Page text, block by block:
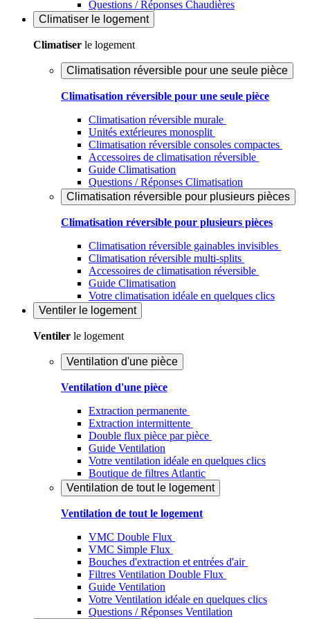
Questions / Réponses Chaudières
Climatiser le logement
Climatiser le logement
Climatisation réversible pour une seule pièce
Climatisation réversible pour une seule pièce
Climatisation réversible murale
Unités extérieures monosplit
Climatisation réversible consoles compactes
Accessoires de climatisation réversible
Guide Climatisation
Questions / Réponses Climatisation
Climatisation réversible pour plusieurs pièces
Climatisation réversible pour plusieurs pièces
Climatisation réversible gainables invisibles
Climatisation réversible multi-splits
Accessoires de climatisation réversible
Guide Climatisation
Votre climatisation idéale en quelques clics
Ventiler le logement
Ventiler le logement
Ventilation d'une pièce
Ventilation d'une pièce
Extraction permanente
Extraction intermittente
Double flux pièce par pièce
Guide Ventilation
Votre ventilation idéale en quelques clics
Boutique de filtres Atlantic
Ventilation de tout le logement
Ventilation de tout le logement
VMC Double Flux
VMC Simple Flux
Bouches d'extraction et entrées d'air
Filtres Ventilation Double Flux
Guide Ventilation
Votre Ventilation idéale en quelques clics
Questions / Réponses Ventilation